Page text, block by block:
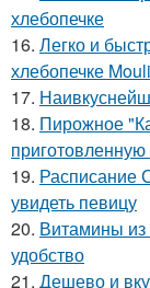
хлебопечке
16. Легко и
хлебопечке
17.
18. Пирожное
19. Расписание
увидеть певицу
20. Витамины из
удобство
21. Дешево и